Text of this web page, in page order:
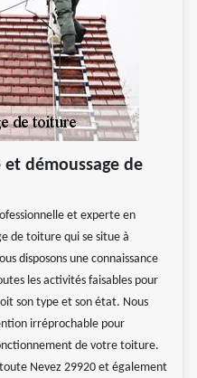
démoussage de
et experte en
de toiture qui se situe à
disposons une connaissance
les activités faisables pour
son type et son état. Nous
irréprochable pour
de votre toiture.
Nevez 29920 et également